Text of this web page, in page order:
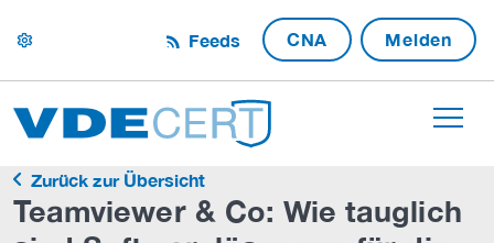
settings Feeds CNA Melden
Zurück zur Übersicht
Teamviewer & Co: Wie tauglich